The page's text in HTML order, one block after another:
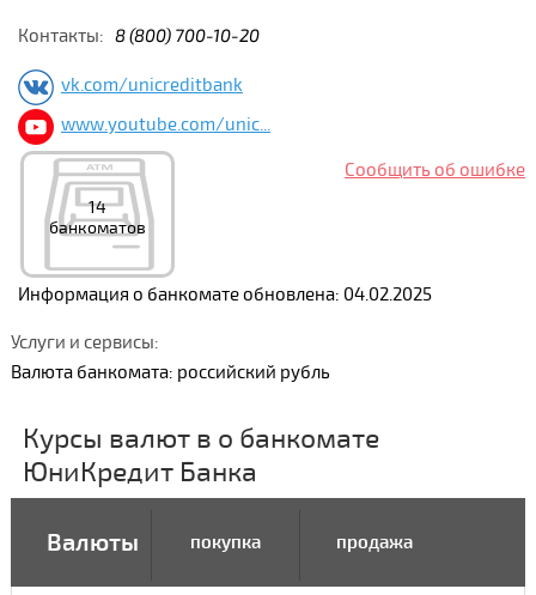
Контакты: 8 (800) 700-10-20
vk.com/unicreditbank
www.youtube.com/unic...
14
банкоматов
Сообщить об ошибке
Информация о банкомате обновлена: 04.02.2025
Услуги и сервисы:
Валюта банкомата: российский рубль
Курсы валют в о банкомате
ЮниКредит Банка
Валюты покупка продажа